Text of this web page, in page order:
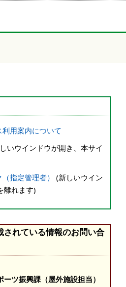
用案内について
いウインドウが開き、本サイ
指定管理者）
(新しいウイン
離れます)
されている情報のお問い合
ツ振興課（屋外施設担当）